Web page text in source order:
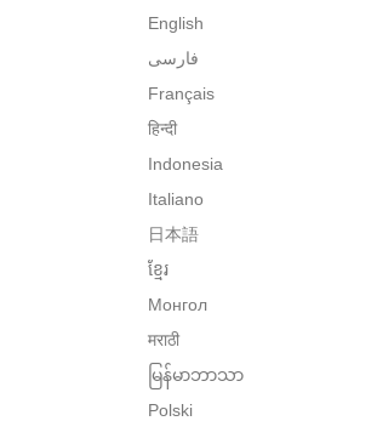
English
فارسی
Français
हिन्दी
Indonesia
Italiano
日本語
ខ្មែរ
Монгол
मराठी
မြန်မာဘာသာ
Polski